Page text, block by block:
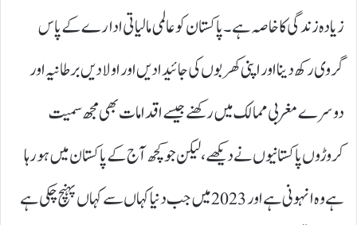
زیادہ زندگی کا خاصہ ہے۔ پاکستان کو عالمی مالیاتی ادارے کے پاس
گروی رکھ دینااور اپنی کھربوں کی جائیدادیں اور اولادیں برطانیہ اور
دوسرے مغربی ممالک میں رکھنے جیسے اقدامات بھی مجھ سمیت
کروڑوں پاکستانیوں نے دیکھے،لیکن جو کچھ آج کے پاکستان میں ہو رہا
ہے وہ انہونی ہے اور 2023 میں جب دنیا کہاں سے کہاں پہنچ چکی ہے